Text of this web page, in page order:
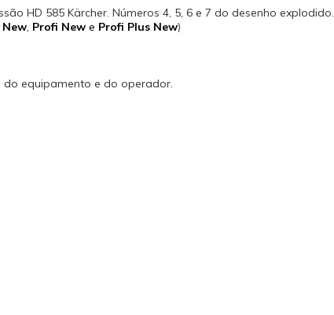
HD 585 Kärcher. Números 4, 5, 6 e 7 do desenho explodido.
, Profi New e Profi Plus New)
equipamento e do operador.